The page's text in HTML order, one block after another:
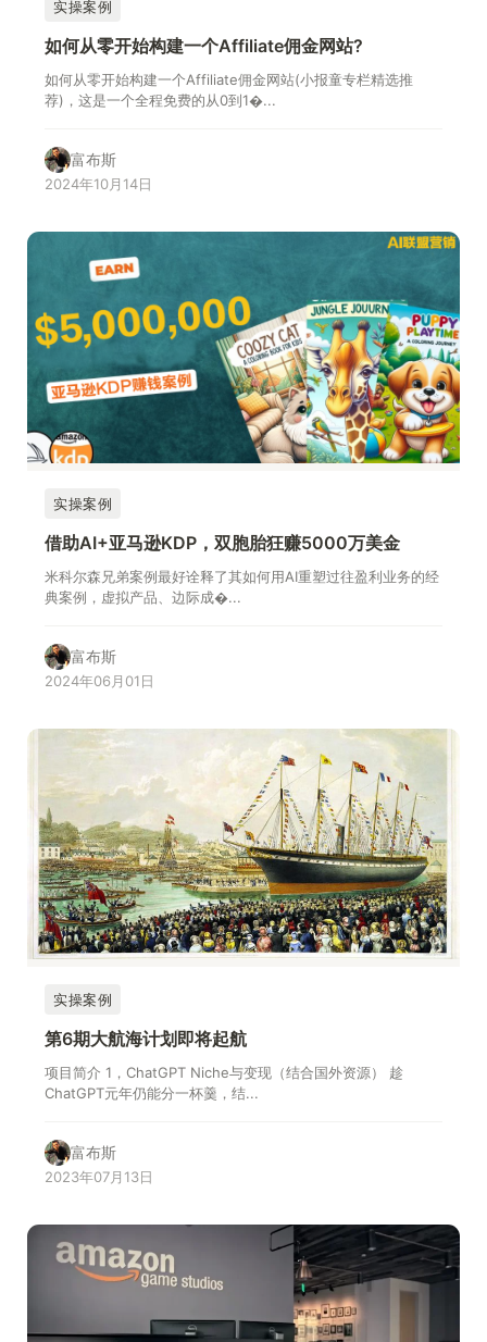
实操案例
如何从零开始构建一个Affiliate佣金网站?
如何从零开始构建一个Affiliate佣金网站(小报童专栏精选推
荐)，这是一个全程免费的从0到1�...
富布斯
2024年10月14日
实操案例
借助AI+亚马逊KDP，双胞胎狂赚5000万美金
米科尔森兄弟案例最好诠释了其如何用AI重塑过往盈利业务的经
典案例，虚拟产品、边际成�...
富布斯
2024年06月01日
实操案例
第6期大航海计划即将起航
项目简介 1，ChatGPT Niche与变现（结合国外资源） 趁
ChatGPT元年仍能分一杯羹，结...
富布斯
2023年07月13日